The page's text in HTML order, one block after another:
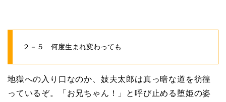
２－５ 何度生まれ変わっても
地獄への入り口なのか、妓夫太郎は真っ暗な道を彷徨
っているぞ。「お兄ちゃん！」と呼び止める堕姫の姿